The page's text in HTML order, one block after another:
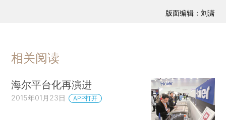
版面编辑：刘潇
相关阅读
海尔平台化再演进
2015年01月23日 APP打开